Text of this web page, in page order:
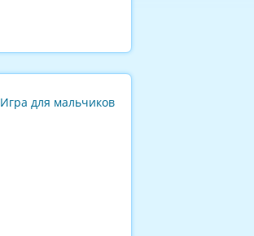
Игра для мальчиков